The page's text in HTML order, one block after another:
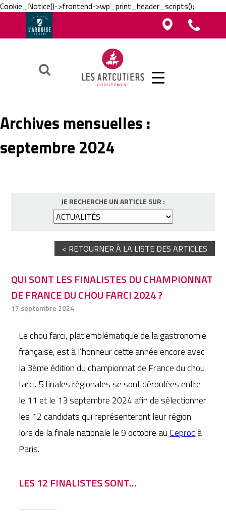
Cookie_Notice()->frontend->wp_print_header_scripts();
Archives mensuelles :
septembre 2024
JE RECHERCHE UN ARTICLE SUR :
< RETOURNER À LA LISTE DES ARTICLES
QUI SONT LES FINALISTES DU CHAMPIONNAT
DE FRANCE DU CHOU FARCI 2024 ?
17 septembre 2024
Le chou farci, plat emblématique de la gastronomie
française, est à l’honneur cette année encore avec
la 3ème édition du championnat de France du chou
farci. 5 finales régionales se sont déroulées entre
le 11 et le 13 septembre 2024 afin de sélectionner
les 12 candidats qui représenteront leur région
lors de la finale nationale le 9 octobre auCeprocà
Paris.
LES 12 FINALISTES SONT…